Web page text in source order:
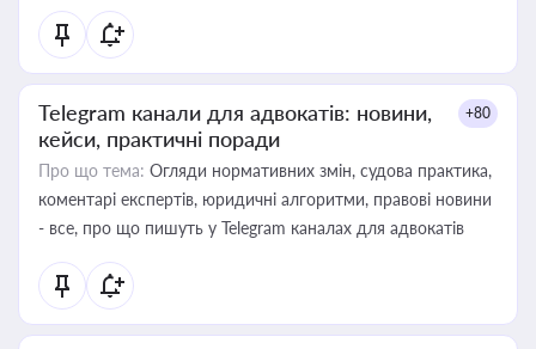
Telegram канали для адвокатів: новини,
кейси, практичні поради
+80
Про що тема: Огляди нормативних змін, судова практика,
коментарі експертів, юридичні алгоритми, правові новини
- все, про що пишуть у Telegram каналах для адвокатів